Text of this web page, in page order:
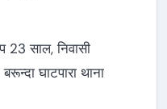
23 साल, निवासी
घाटपारा थाना